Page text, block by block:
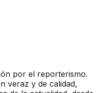
por el reporterismo.
veraz y de calidad,